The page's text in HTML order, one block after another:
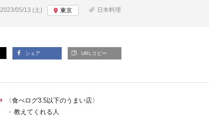
投稿日:
2023/05/13 (土) 東京 日本料理
シェア URLコピー
〈食べログ3.5以下のうまい店〉
教えてくれる人